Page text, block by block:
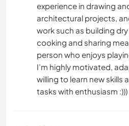
experience in drawing
architectural projects,
work such as building
cooking and sharing
person who enjoys
I’m highly motivated,
willing to learn new skills
tasks with enthusiasm :)))